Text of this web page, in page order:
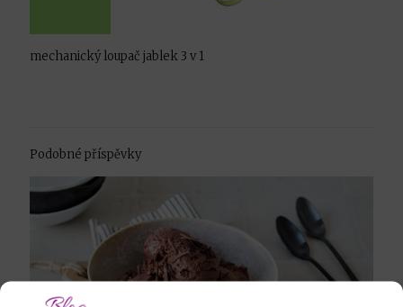
mechanický loupač jablek 3 v 1
Podobné příspěvky